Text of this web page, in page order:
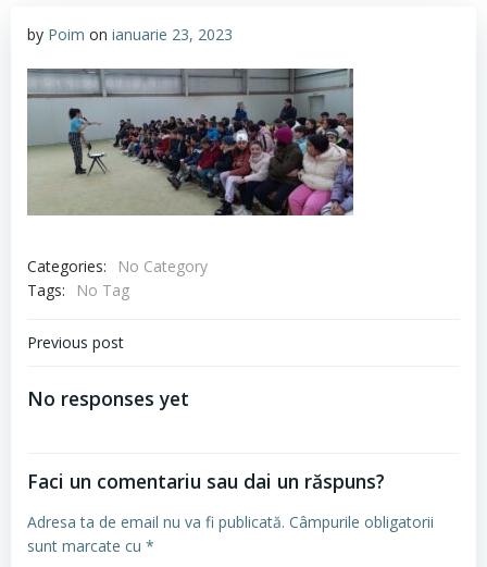
by Poim on ianuarie 23, 2023
Categories:
No Category
Tags:
No Tag
Navigare
articole
Previous post
No responses yet
Faci un comentariu sau dai un răspuns?
Adresa ta de email nu va fi publicată. Câmpurile obligatorii
sunt marcate cu *